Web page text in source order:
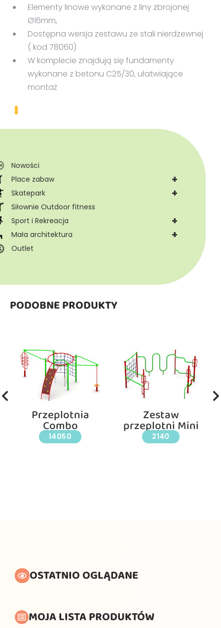
Nowości
+
Place zabaw
+
Skatepark
Siłownie Outdoor fitness
+
Sport i Rekreacja
+
Mała architektura
Outlet
Elementy linowe wykonane z liny zbrojonej
Ø16mm,
Dostępna wersja zestawu ze stali nierdzewnej
( kod 78060)
W komplecie znajdują się fundamenty
wykonane z betonu C25/30, ułatwiające
montaż
PODOBNE PRODUKTY
Przeplotnia
Combo
14050
Zestaw
przeplotni Mini
2140
OSTATNIO OGLĄDANE
MOJA LISTA PRODUKTÓW